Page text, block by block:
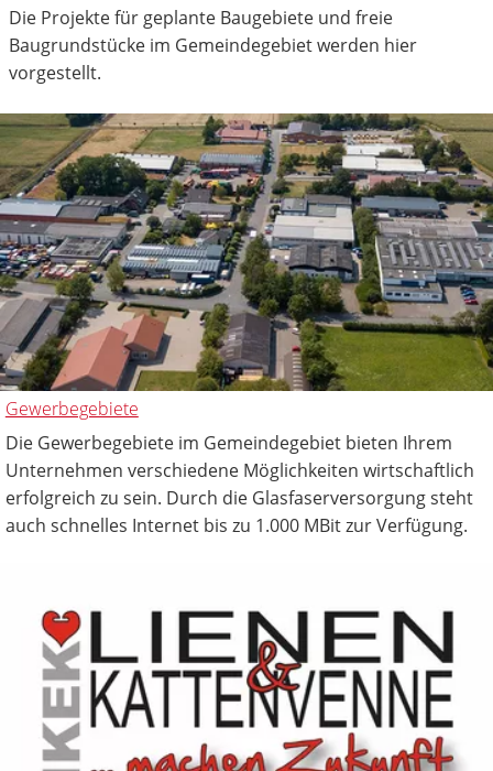
Die Projekte für geplante Baugebiete und freie
Baugrundstücke im Gemeindegebiet werden hier
vorgestellt.
Gewerbegebiete
Die Gewerbegebiete im Gemeindegebiet bieten Ihrem
Unternehmen verschiedene Möglichkeiten wirtschaftlich
erfolgreich zu sein. Durch die Glasfaserversorgung steht
auch schnelles Internet bis zu 1.000 MBit zur Verfügung.